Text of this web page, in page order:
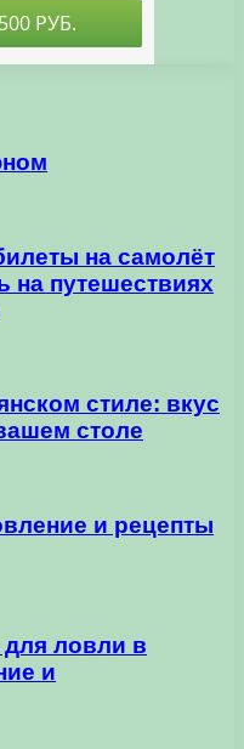
на самолёт
на путешествиях
стиле: вкус
столе
и рецепты
для ловли в
и